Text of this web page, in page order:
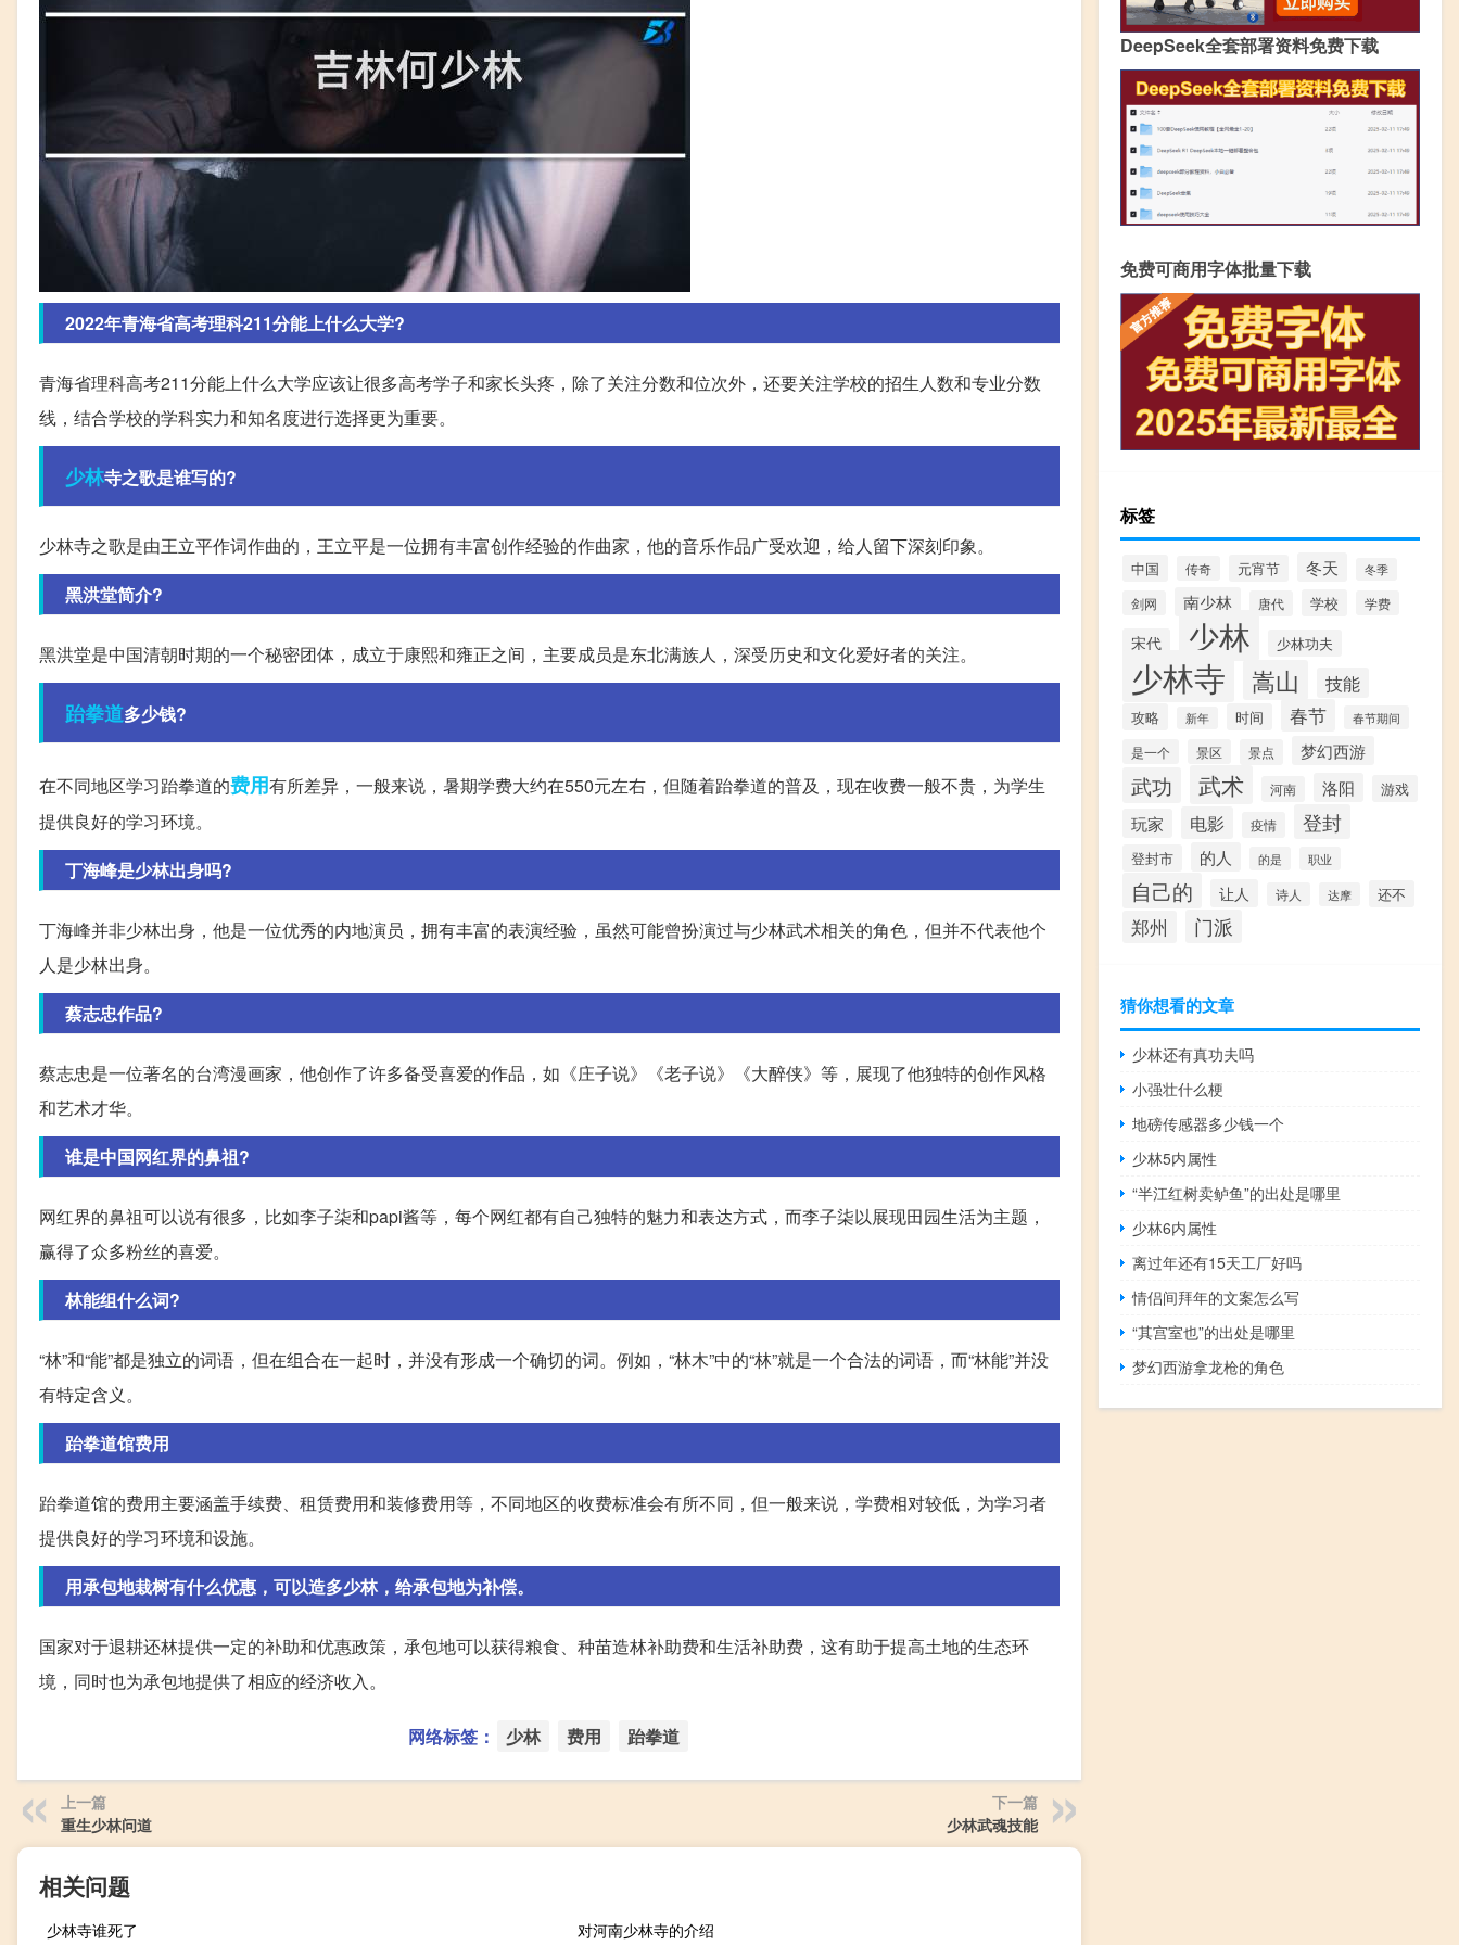
2022年青海省高考理科211分能上什么大学?
青海省理科高考211分能上什么大学应该让很多高考学子和家长头疼，除了关注分数和位次外，还要关注学校的招生人数和专业分数
线，结合学校的学科实力和知名度进行选择更为重要。
少林寺之歌是谁写的?
少林寺之歌是由王立平作词作曲的，王立平是一位拥有丰富创作经验的作曲家，他的音乐作品广受欢迎，给人留下深刻印象。
黑洪堂简介?
黑洪堂是中国清朝时期的一个秘密团体，成立于康熙和雍正之间，主要成员是东北满族人，深受历史和文化爱好者的关注。
跆拳道多少钱?
在不同地区学习跆拳道的费用有所差异，一般来说，暑期学费大约在550元左右，但随着跆拳道的普及，现在收费一般不贵，为学生
提供良好的学习环境。
丁海峰是少林出身吗?
丁海峰并非少林出身，他是一位优秀的内地演员，拥有丰富的表演经验，虽然可能曾扮演过与少林武术相关的角色，但并不代表他个
人是少林出身。
蔡志忠作品?
蔡志忠是一位著名的台湾漫画家，他创作了许多备受喜爱的作品，如《庄子说》《老子说》《大醉侠》等，展现了他独特的创作风格
和艺术才华。
谁是中国网红界的鼻祖?
网红界的鼻祖可以说有很多，比如李子柒和papi酱等，每个网红都有自己独特的魅力和表达方式，而李子柒以展现田园生活为主题，
赢得了众多粉丝的喜爱。
林能组什么词?
“林”和“能”都是独立的词语，但在组合在一起时，并没有形成一个确切的词。例如，“林木”中的“林”就是一个合法的词语，而“林能”并没
有特定含义。
跆拳道馆费用
跆拳道馆的费用主要涵盖手续费、租赁费用和装修费用等，不同地区的收费标准会有所不同，但一般来说，学费相对较低，为学习者
提供良好的学习环境和设施。
用承包地栽树有什么优惠，可以造多少林，给承包地为补偿。
国家对于退耕还林提供一定的补助和优惠政策，承包地可以获得粮食、种苗造林补助费和生活补助费，这有助于提高土地的生态环
境，同时也为承包地提供了相应的经济收入。
网络标签： 少林 费用 跆拳道
上一篇
重生少林问道
下一篇
少林武魂技能
相关问题
少林寺谁死了 对河南少林寺的介绍
DeepSeek全套部署资料免费下载
免费可商用字体批量下载
标签
中国 传奇 元宵节 冬天 冬季
剑网 南少林 唐代 学校 学费
宋代 少林 少林功夫
少林寺 嵩山 技能
攻略 新年 时间 春节 春节期间
是一个 景区 景点 梦幻西游
武功 武术 河南 洛阳 游戏
玩家 电影 疫情 登封
登封市 的人 的是 职业
自己的 让人 诗人 达摩 还不
郑州 门派
猜你想看的文章
少林还有真功夫吗
小强壮什么梗
地磅传感器多少钱一个
少林5内属性
“半江红树卖鲈鱼”的出处是哪里
少林6内属性
离过年还有15天工厂好吗
情侣间拜年的文案怎么写
“其宫室也”的出处是哪里
梦幻西游拿龙枪的角色